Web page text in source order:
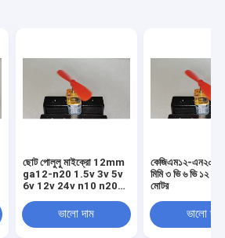
ছোট পোলুলু মাইক্রো 12mm
ga12-n20 1.5v 3v 5v
6v 12v 24v n10 n20
মোটর
ভালো দাম
কেজিএম১২-এন২০
মিমি ৩ ভি ৬ ভি ১২ ভি
মোটর
ভালো দাম